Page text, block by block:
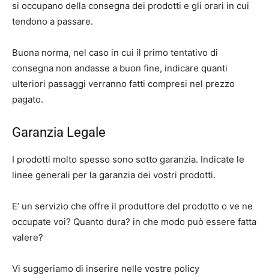
si occupano della consegna dei prodotti e gli orari in cui
tendono a passare.
Buona norma, nel caso in cui il primo tentativo di
consegna non andasse a buon fine, indicare quanti
ulteriori passaggi verranno fatti compresi nel prezzo
pagato.
Garanzia Legale
I prodotti molto spesso sono sotto garanzia. Indicate le
linee generali per la garanzia dei vostri prodotti.
E’ un servizio che offre il produttore del prodotto o ve ne
occupate voi? Quanto dura? in che modo può essere fatta
valere?
Vi suggeriamo di inserire nelle vostre policy